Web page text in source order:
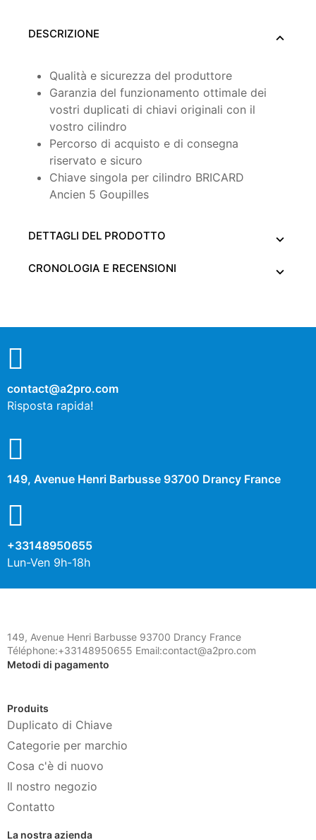
DESCRIZIONE
Qualità e sicurezza del produttore
Garanzia del funzionamento ottimale dei
vostri duplicati di chiavi originali con il
vostro cilindro
Percorso di acquisto e di consegna
riservato e sicuro
Chiave singola per cilindro BRICARD
Ancien 5 Goupilles
DETTAGLI DEL PRODOTTO
CRONOLOGIA E RECENSIONI
contact@a2pro.com
Risposta rapida!
149, Avenue Henri Barbusse 93700 Drancy France
+33148950655
Lun-Ven 9h-18h
149, Avenue Henri Barbusse 93700 Drancy France
Téléphone:+33148950655 Email:contact@a2pro.com
Metodi di pagamento
Produits
Duplicato di Chiave
Categorie per marchio
Cosa c'è di nuovo
Il nostro negozio
Contatto
La nostra azienda